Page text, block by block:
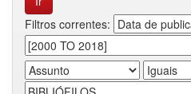
Filtros correntes: